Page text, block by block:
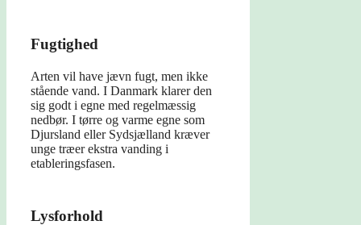
Fugtighed
Arten vil have jævn fugt, men ikke
stående vand. I Danmark klarer den
sig godt i egne med regelmæssig
nedbør. I tørre og varme egne som
Djursland eller Sydsjælland kræver
unge træer ekstra vanding i
etableringsfasen.
Lysforhold